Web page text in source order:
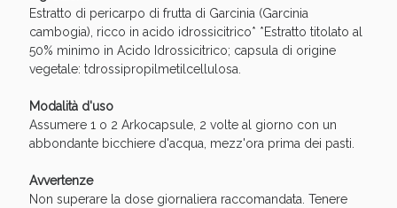
Estratto di pericarpo di frutta di Garcinia (Garcinia
cambogia), ricco in acido idrossicitrico* *Estratto titolato al
50% minimo in Acido Idrossicitrico; capsula di origine
vegetale: tdrossipropilmetilcellulosa.
Modalità d'uso
Assumere 1 o 2 Arkocapsule, 2 volte al giorno con un
abbondante bicchiere d'acqua, mezz'ora prima dei pasti.
Avvertenze
Non superare la dose giornaliera raccomandata. Tenere
Sconto fino al 55% disponibile oggi!